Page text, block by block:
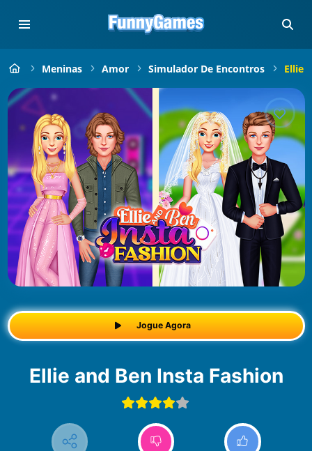
Meninas Amor Simulador De Encontros Ellie
Jogue Agora
Ellie and Ben Insta Fashion